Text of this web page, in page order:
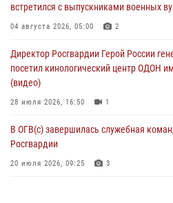
В Ставрополе офицеры Росгвардии
конференции по вопросам в сфере
встретился с выпускниками военных
04 августа 2026, 05:00 2
Директор Росгвардии Герой России
посетил кинологический центр ОДОН
(видео)
28 июля 2026, 16:50 1
В ОГВ(с) завершилась служебная
Росгвардии
20 июля 2026, 09:25 3